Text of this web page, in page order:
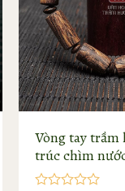
Vòng tay trầm
trúc chìm
cấp